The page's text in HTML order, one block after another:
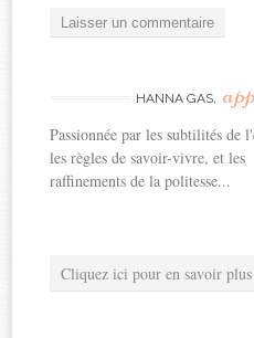
HANNA GAS,
Passionnée par les subtilités de
les règles de savoir-vivre, et les
raffinements de la politesse...
Cliquez ici pour en savoir plus